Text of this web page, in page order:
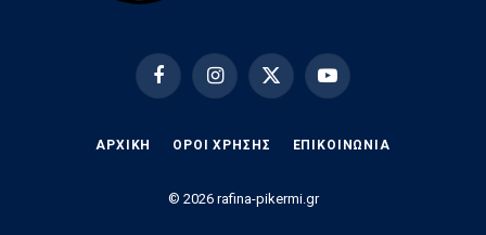
FacebookInstagramX
YouTube
ΑΡΧΙΚΗ ΟΡΟΙ ΧΡΗΣΗΣ EΠΙΚΟΙΝΩΝΊΑ
© 2026 rafina-pikermi.gr